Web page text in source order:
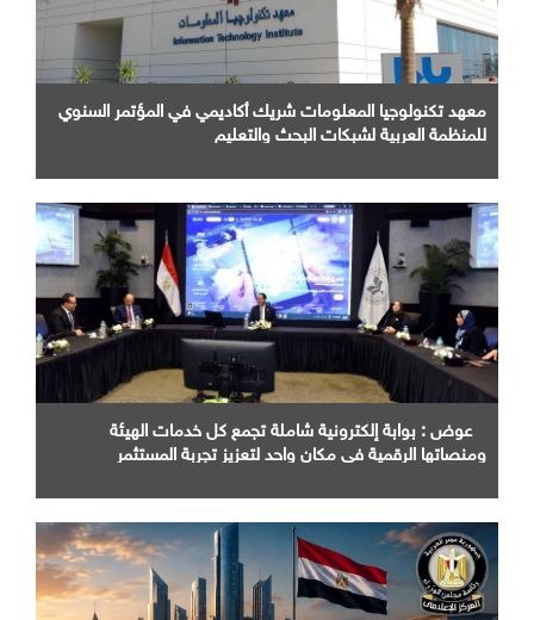
معهد تكنولوجيا المعلومات شريك أكاديمي في المؤتمر السنوي
للمنظمة العربية لشبكات البحث والتعليم
عوض : بوابة إلكترونية شاملة تجمع كل خدمات الهيئة
ومنصاتها الرقمية في مكان واحد لتعزيز تجربة المستثمر